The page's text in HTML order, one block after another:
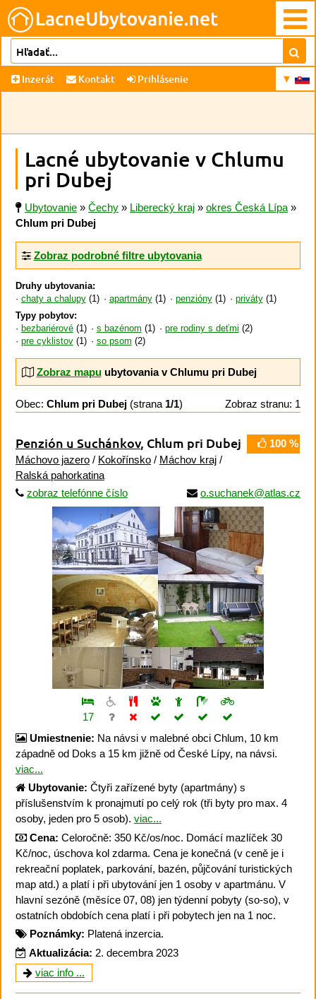
Inzerát Kontakt Prihlásenie
Lacné ubytovanie v Chlumu
pri Dubej
Ubytovanie » Čechy » Liberecký kraj » okres Česká Lípa »
Chlum pri Dubej
Zobraz podrobné filtre ubytovania
Druhy ubytovania:
chaty a chalupy(1) apartmány(1) penzióny(1) priváty(1)
Typy pobytov:
bezbariérové(1) s bazénom (1) pre rodiny s deťmi (2)
pre cyklistov(1) so psom (2)
Zobraz mapuubytovania v Chlumu pri Dubej
Obec: Chlum pri Dubej (strana 1/1) Zobraz stranu: 1
100 %
Penzión u Suchánkov, Chlum pri Dubej
Máchovo jazero / Kokořínsko / Máchov kraj /
Ralská pahorkatina
zobraz telefónne číslo
o.suchanek@atlas.cz
17
Umiestnenie: Na návsi v malebné obci Chlum, 10 km
západně od Doks a 15 km jižně od České Lípy, na návsi.
viac...
Ubytovanie: Čtyři zařízené byty (apartmány) s
příslušenstvím k pronajmutí po celý rok (tři byty pro max. 4
osoby, jeden pro 5 osob). viac...
Cena: Celoročně: 350 Kč/os/noc. Domácí mazlíček 30
Kč/noc, úschova kol zdarma. Cena je konečná (v ceně je i
rekreační poplatek, parkování, bazén, půjčování turistických
map atd.) a platí i při ubytování jen 1 osoby v apartmánu. V
hlavní sezóně (měsíce 07, 08) jen týdenní pobyty (so-so), v
ostatních obdobích cena platí i při pobytech jen na 1 noc.
Poznámky: Platená inzercia.
Aktualizácia: 2. decembra 2023
viac info ...